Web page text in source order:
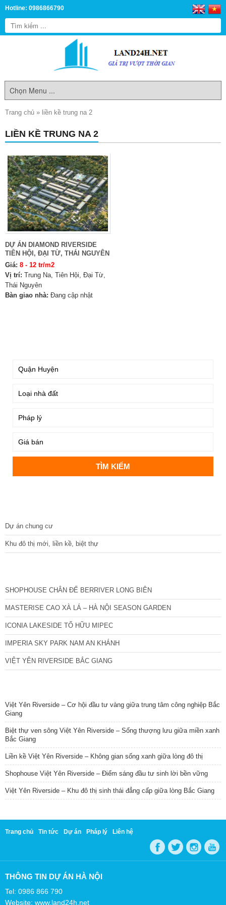
Hotline: 0986866790
Trang chủ » liền kề trung na 2
LIỀN KỀ TRUNG NA 2
DỰ ÁN DIAMOND RIVERSIDE
TIÊN HỘI, ĐẠI TỪ, THÁI NGUYÊN
Giá: 8 - 12 tr/m2
Vị trí: Trung Na, Tiên Hội, Đại Từ,
Thái Nguyên
Bàn giao nhà: Đang cập nhật
Dự án chung cư
Khu đô thị mới, liền kề, biệt thự
SHOPHOUSE CHÂN ĐẾ BERRIVER LONG BIÊN
MASTERISE CAO XÀ LÁ – HÀ NỘI SEASON GARDEN
ICONIA LAKESIDE TỐ HỮU MIPEC
IMPERIA SKY PARK NAM AN KHÁNH
VIỆT YÊN RIVERSIDE BẮC GIANG
Việt Yên Riverside – Cơ hội đầu tư vàng giữa trung tâm công nghiệp Bắc
Giang
Biệt thự ven sông Việt Yên Riverside – Sống thượng lưu giữa miền xanh
Bắc Giang
Liền kề Việt Yên Riverside – Không gian sống xanh giữa lòng đô thị
Shophouse Việt Yên Riverside – Điểm sáng đầu tư sinh lời bền vững
Việt Yên Riverside – Khu đô thị sinh thái đẳng cấp giữa lòng Bắc Giang
Trang chủ Tin tức Dự án Pháp lý Liên hệ
THÔNG TIN DỰ ÁN HÀ NỘI
Tel: 0986 866 790
Website: www.land24h.net